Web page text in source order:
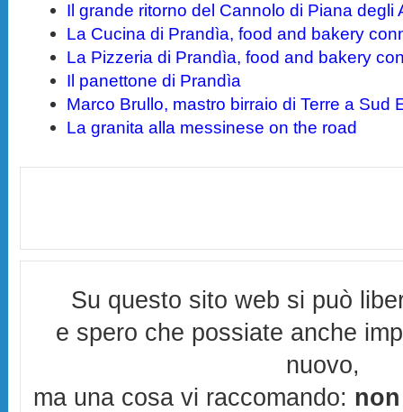
Il grande ritorno del Cannolo di Piana degli
La Cucina di Prandìa, food and bakery
La Pizzeria di Prandìa, food and bakery
Il panettone di Prandìa
Marco Brullo, mastro birraio di Terre a Sud
La granita alla messinese on the road
Su questo sito web si può
e spero che possiate anche
nuovo,
ma una cosa vi raccomando: